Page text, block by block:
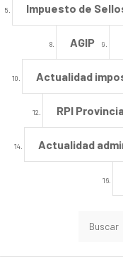
Impuesto de
AGIP
Actualidad
RPI
Actualidad